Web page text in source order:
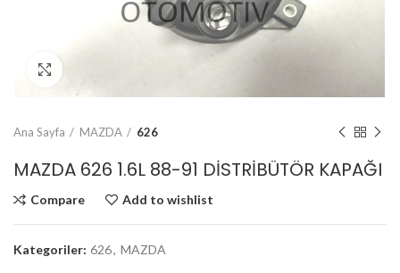
Ana Sayfa MAZDA 626
MAZDA 626 1.6L 88-91 DİSTRİBÜTÖR KAPAĞI
Compare Add to wishlist
Kategoriler: 626, MAZDA